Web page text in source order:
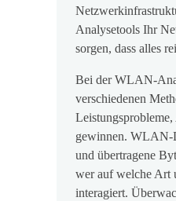
Analysetools Ihr
sorgen, dass alles
Bei der WLAN-
verschiedenen
gewinnen. WLAN-
und übertragene
wer auf welche Art
interagiert.